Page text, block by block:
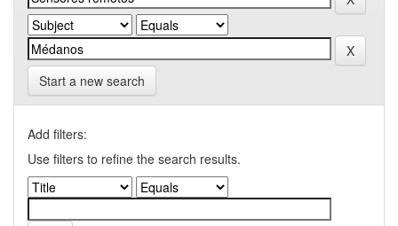
Start a new search
Add filters:
Use filters to refine the search results.